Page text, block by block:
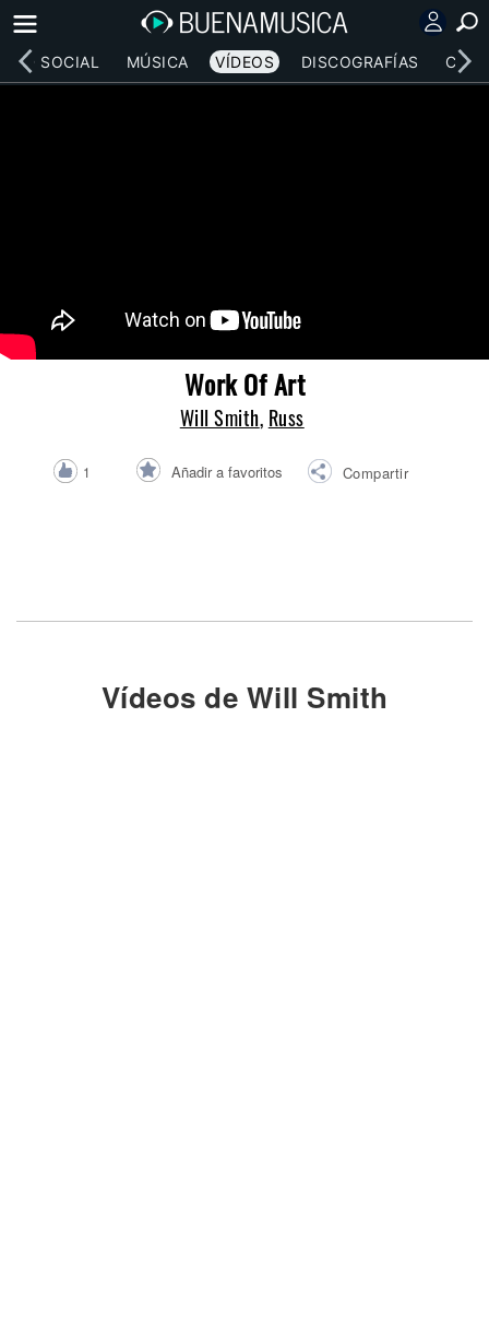
RED SOCIAL MÚSICA VÍDEOS DISCOGRAFÍAS
Work Of Art
Will Smith, Russ
1 Añadir a favoritos Compartir
Vídeos de Will Smith